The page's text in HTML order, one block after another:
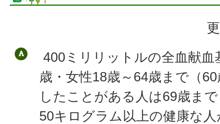
400ミリリットルの全血献血
歳・女性18歳～64歳まで（
したことがある人は69歳ま
50キログラム以上の健康な